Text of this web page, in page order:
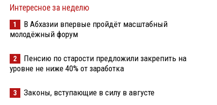
Интересное за неделю
1
В Абхазии впервые пройдёт масштабный
молодёжный форум
2
Пенсию по старости предложили закрепить на
уровне не ниже 40% от заработка
3 Законы, вступающие в силу в августе